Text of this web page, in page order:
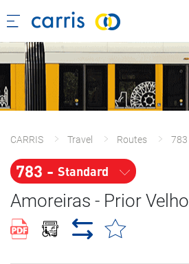
CARRIS Travel Routes 783
783 - Standard
Amoreiras - Prior Velho